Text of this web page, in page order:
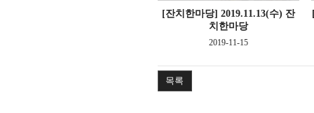
[잔치한마당] 2019.11.13(수) 잔
치한마당
2019-11-15
목록